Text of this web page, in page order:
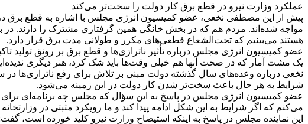
عملکرد وزارت نیرو در قطع برق کار دولت را سخت‌تر می‌کند
پیش از این مصطفی نخعی، عضو کمیسیون انرژی مجلس با اشاره به قطع برق
مواجه شده‌اند. مردم هم که در بخش خانگی همین گرفتاری مشترک را دارند.
هستند می‌بینیم که تحت‌الشعاع قطعی‌های مکرر و طولانی مدت برق قرار دارد.
عضو کمیسیون انرژی مجلس درباره تأثیر ناترازی‌ها و قطع برق بر رونق تولید
یک مشت آمار که در صحت آنها هم خیلی وقت‌ها باید شک کرد، هنر دیگری
نخعی درباره وعده‌های سال گذشته دولت مبنی بر تلاش برای رفع ناترازی‌ها
شرایط به هر حال باعث سخت‌تر شدن کار دولت در این زمینه می‌شود.
عضو کمیسیون انرژی مجلس در پاسخ به این سؤال که مجلس چه برنامه‌ای برای
می‌کنم که اگر شرایط به این شکل ادامه پیدا کند و ما رویکرد مثبتی در
این نماینده مجلس در پاسخ به اینکه استیضاح وزارت نیرو کلید خورده است،